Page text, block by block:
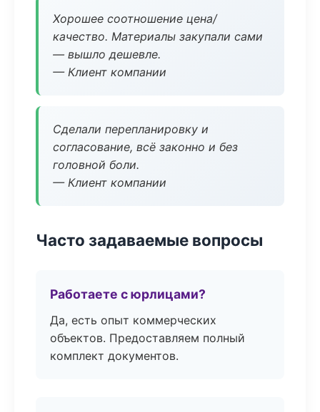
Хорошее соотношение цена/
качество. Материалы закупали сами
— вышло дешевле.
— Клиент компании
Сделали перепланировку и
согласование, всё законно и без
головной боли.
— Клиент компании
Часто задаваемые вопросы
Работаете с юрлицами?
Да, есть опыт коммерческих
объектов. Предоставляем полный
комплект документов.